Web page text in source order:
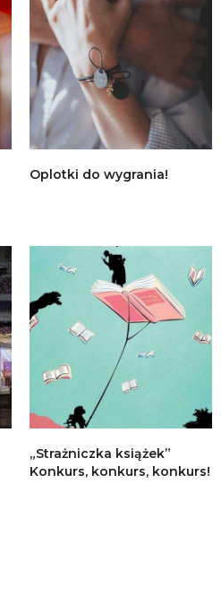
Oplotki do wygrania!
„Strażniczka książek”
Konkurs, konkurs, konkurs!